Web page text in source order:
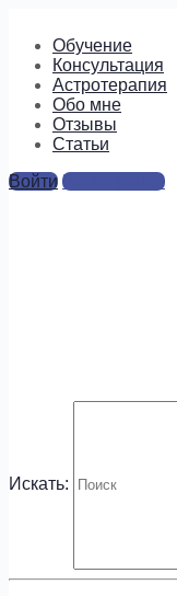
Обучение
Консультация
Астротерапия
Обо мне
Отзывы
Cтатьи
Войти Регистрация
Искать: